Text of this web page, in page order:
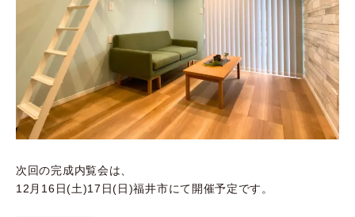
次回の完成内覧会は、
12月16日(土)17日(日)福井市にて開催予定です。